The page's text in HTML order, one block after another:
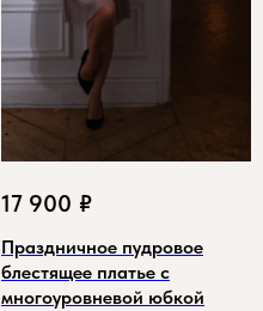
17 900 ₽
Праздничное пудровое
блестящее платье с
многоуровневой юбкой